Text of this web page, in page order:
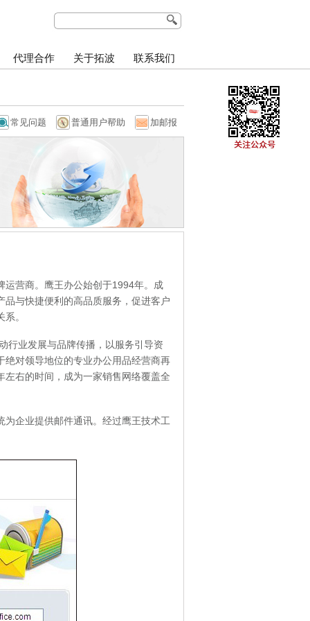
代理合作 关于拓波 联系我们
常见问题 普通用户帮助 加邮报
运营商。鹰王办公始创于1994年。成
与快捷便利的高品质服务，促进客户
。
行业发展与品牌传播，以服务引导资
绝对领导地位的专业办公用品经营商再
右的时间，成为一家销售网络覆盖全
企业提供邮件通讯。经过鹰王技术工